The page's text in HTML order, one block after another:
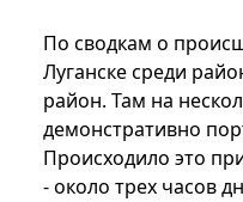
По сводкам о
Луганске среди
район. Там на
демонстративно
Происходило это
- около трех часов